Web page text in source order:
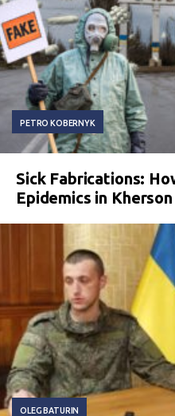
PETRO KOBERNYK
Sick Fabrications:
Epidemics in
OLEG BATURIN